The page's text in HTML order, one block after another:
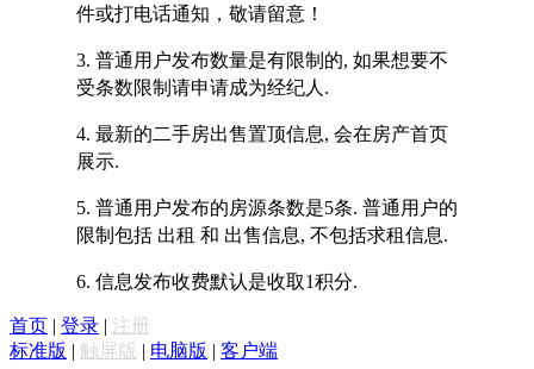
件或打电话通知，敬请留意！
3. 普通用户发布数量是有限制的, 如果想要不
受条数限制请申请成为经纪人.
4. 最新的二手房出售置顶信息, 会在房产首页
展示.
5. 普通用户发布的房源条数是5条. 普通用户的
限制包括 出租 和 出售信息, 不包括求租信息.
6. 信息发布收费默认是收取1积分.
首页 | 登录 | 注册
标准版 | 触屏版 | 电脑版 | 客户端